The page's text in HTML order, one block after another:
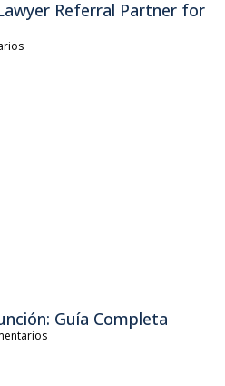
Referral Partner for
Guía Completa